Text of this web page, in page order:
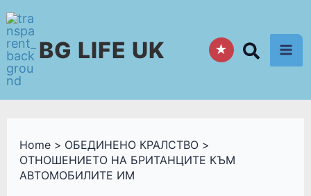
Skip
to
contentBG LIFE UK ★
Home
ОБЕДИНЕНО КРАЛСТВО
ОТНОШЕНИЕТО НА БРИТАНЦИТЕ КЪМ
АВТОМОБИЛИТЕ ИМ